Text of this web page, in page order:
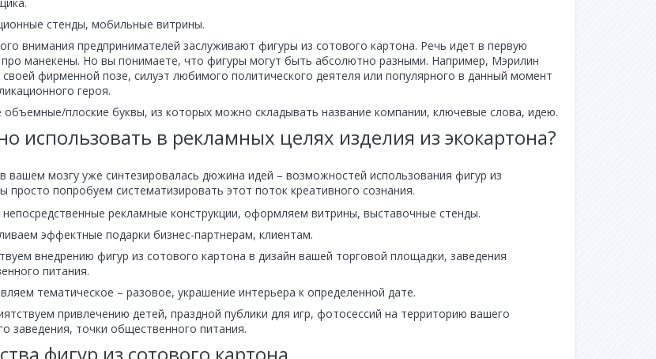
стенды, мобильные витрины.
внимания предпринимателей заслуживают фигуры из сотового картона. Речь идет в первую
манекены. Но вы понимаете, что фигуры могут быть абсолютно разными. Например, Мэрилин
фирменной позе, силуэт любимого политического деятеля или популярного в данный момент
героя.
плоские буквы, из которых можно складывать название компании, ключевые слова, идею.
использовать в рекламных целях изделия из экокартона?
вашем мозгу уже синтезировалась дюжина идей – возможностей использования фигур из
просто попробуем систематизировать этот поток креативного сознания.
рекламные конструкции, оформляем витрины, выставочные стенды.
эффектные подарки бизнес-партнерам, клиентам.
внедрению фигур из сотового картона в дизайн вашей торговой площадки, заведения
питания.
тематическое – разовое, украшение интерьера к определенной дате.
привлечению детей, праздной публики для игр, фотосессий на территорию вашего
заведения, точки общественного питания.